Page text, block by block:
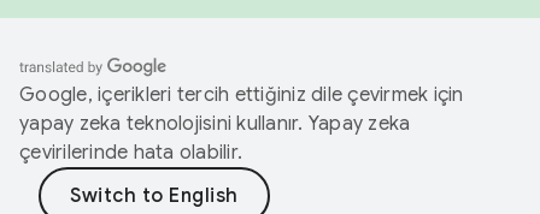
Google, içerikleri tercih ettiğiniz dile çevirmek için
yapay zeka teknolojisini kullanır. Yapay zeka
çevirilerinde hata olabilir.